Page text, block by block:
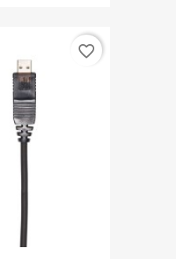
favorite_border